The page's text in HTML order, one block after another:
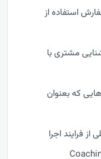
استفاده از
مشتری با
که بعنوان
فرایند اجرا